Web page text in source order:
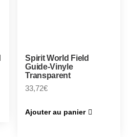
Spirit World Field
Guide-Vinyle
Transparent
33,72€
Ajouter au panier